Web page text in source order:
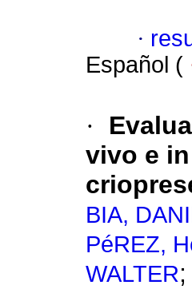
·
Español (
·
vivo e
BIA,
PéREZ,
WALTER;